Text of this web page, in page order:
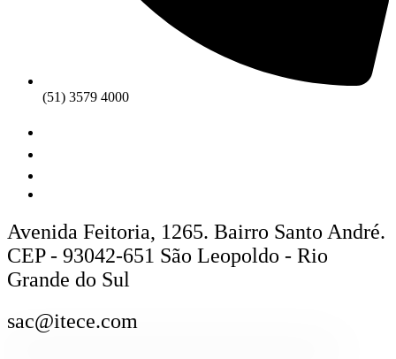
(51) 3579 4000
Avenida Feitoria, 1265. Bairro Santo André.
CEP - 93042-651 São Leopoldo - Rio
Grande do Sul
sac@itece.com